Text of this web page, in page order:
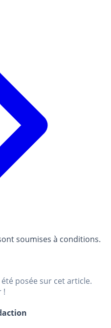
soumises à conditions.
posée sur cet article.
!